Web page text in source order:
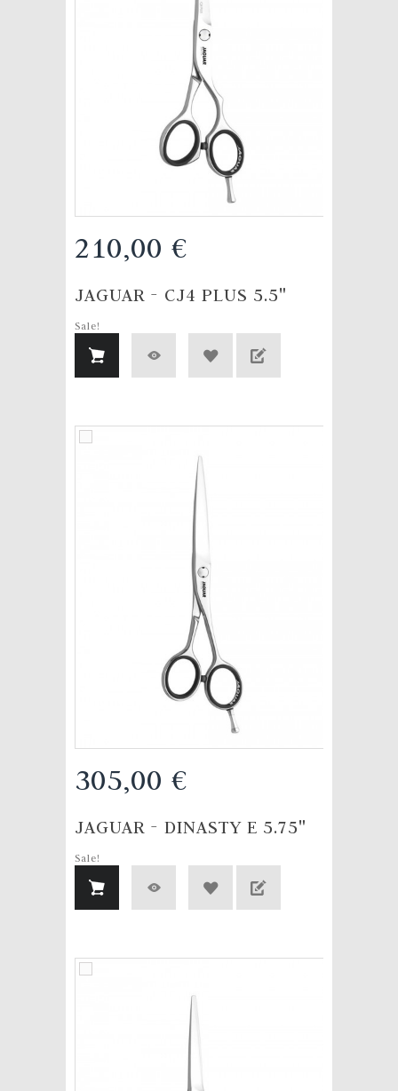
210,00 €
JAGUAR - CJ4 PLUS 5.5"
Sale!
305,00 €
JAGUAR - DINASTY E 5.75"
Sale!